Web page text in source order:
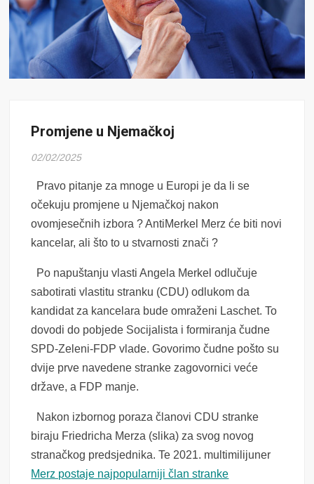
Promjene u Njemačkoj
02/02/2025
Pravo pitanje za mnoge u Europi je da li se
očekuju promjene u Njemačkoj nakon
ovomjesečnih izbora ? AntiMerkel Merz će biti novi
kancelar, ali što to u stvarnosti znači ?
Po napuštanju vlasti Angela Merkel odlučuje
sabotirati vlastitu stranku (CDU) odlukom da
kandidat za kancelara bude omraženi Laschet. To
dovodi do pobjede Socijalista i formiranja čudne
SPD-Zeleni-FDP vlade. Govorimo čudne pošto su
dvije prve navedene stranke zagovornici veće
države, a FDP manje.
Nakon izbornog poraza članovi CDU stranke
biraju Friedricha Merza (slika) za svog novog
stranačkog predsjednika. Te 2021. multimilijuner
Merz postaje najpopularniji član stranke